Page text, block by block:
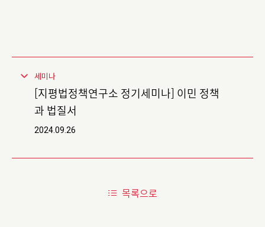
세미나
[지평법정책연구소 정기세미나] 이민 정책
과 법질서
2024.09.26
목록으로